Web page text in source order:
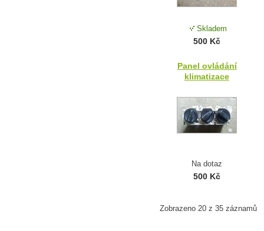
Skladem
500 Kč
Panel ovládání
klimatizace
Na dotaz
500 Kč
Zobrazeno 20 z 35 záznamů